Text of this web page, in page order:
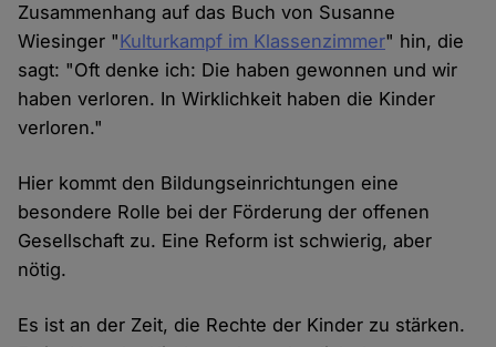
Zusammenhang auf das Buch von Susanne
Wiesinger "Kulturkampf im Klassenzimmer" hin, die
sagt: "Oft denke ich: Die haben gewonnen und wir
haben verloren. In Wirklichkeit haben die Kinder
verloren."
Hier kommt den Bildungseinrichtungen eine
besondere Rolle bei der Förderung der offenen
Gesellschaft zu. Eine Reform ist schwierig, aber
nötig.
Es ist an der Zeit, die Rechte der Kinder zu stärken.